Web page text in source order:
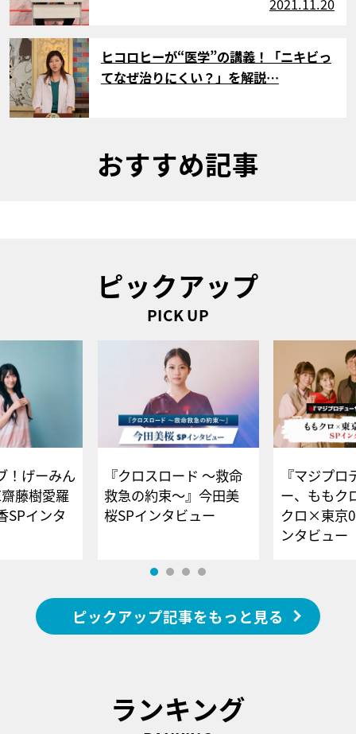
2021.11.20
サムネイル
ヒコロヒーが“医学”の講義！「ニキビっ
てなぜ治りにくい？」を解説…
おすすめ記事
ピックアップ
PICK UP
！げーみん
藤樹愛羅
SPインタ
『クロスロード ～救命
救急の約束～』今田美
桜SPインタビュー
『マジプロ
ー、ももク
クロ×東京
ンタビュー
ピックアップ記事をもっと見る
ランキング